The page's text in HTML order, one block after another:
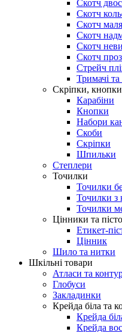
Скотч
Скотч
Скотч
Скотч
Скотч
Скотч
Стрейч
Тримачі та
Скріпки,
Карабіни
Кнопки
Набори
Скоби
Скріпки
Шпильки
Степлери
Точилки
Точилки
Точилки з
Точилки
Цінники та
Етикет-
Цінник
Шило та нитки
Шкільні товари
Атласи та
Глобуси
Закладинки
Крейда біла та
Крейда
Крейда